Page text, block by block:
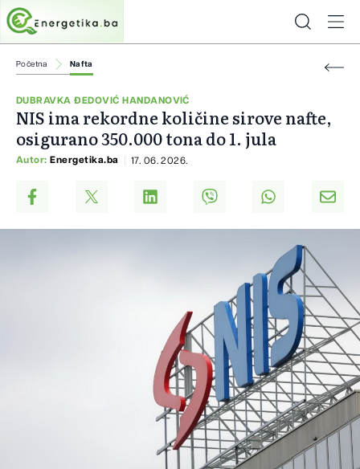
Početna Nafta
DUBRAVKA ĐEDOVIĆ HANDANOVIĆ
NIS ima rekordne količine sirove nafte,
osigurano 350.000 tona do 1. jula
Autor: Energetika.ba 17. 06. 2026.